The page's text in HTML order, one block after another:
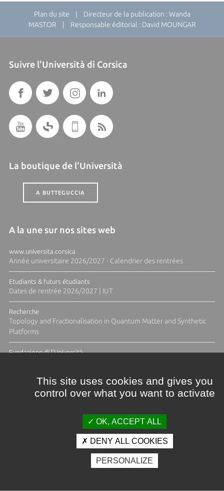
Plan du site | Directeur de la publication : Wanda
MASTOR | Responsable éditorial : David MOUNGAR
Suivre l'Università di Corsica
La boutique de l'Università
A BUTTEGUCCIA
A la une sur nos sites web
www.universita.corsica
Année universitaire 2026/2027 - Calendrier des rentrées
Etudiants & futurs étudiants
Dates de rentrée 2026/2027 | IUT
Recherche
Topology and Fractionalisation in Quantum Matter and Synthetic
Platforms
Fundazione di l'Università
Crédits et mentions légales
Espace presse
Photothèque
This site uses cookies and gives you
control over what you want to activate
OK, ACCEPT ALL
DENY ALL COOKIES
PERSONALIZE